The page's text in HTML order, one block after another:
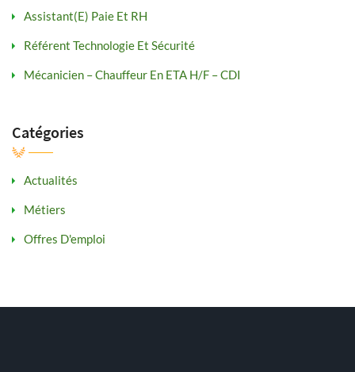
Assistant(e) Paie Et RH
Référent Technologie Et Sécurité
Mécanicien – Chauffeur En ETA H/F – CDI
Catégories
Actualités
Métiers
Offres D'emploi